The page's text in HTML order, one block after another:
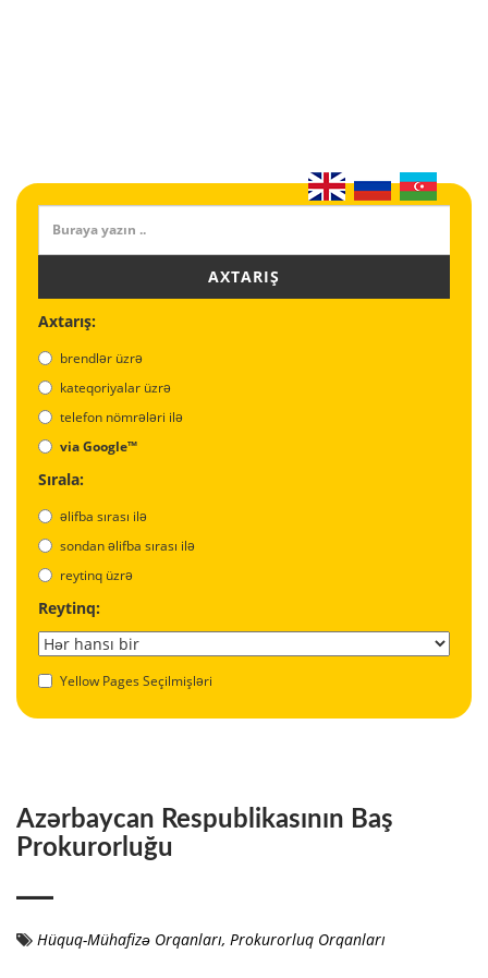
AXTARIŞ
Axtarış:
brendlər üzrə
kateqoriyalar üzrə
telefon nömrələri ilə
via Google™
Sırala:
əlifba sırası ilə
sondan əlifba sırası ilə
reytinq üzrə
Reytinq:
Yellow Pages Seçilmişləri
Azərbaycan Respublikasının Baş
Prokurorluğu
Hüquq-Mühafizə Orqanları, Prokurorluq Orqanları